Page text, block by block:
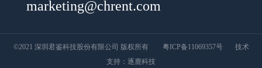
marketing@chrent.com
©2021 深圳君鉴科技股份有限公司 版权所有 粤ICP备11069357号技术
支持： 逐鹿科技